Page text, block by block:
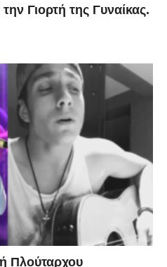
Γιορτή της Γυναίκας.
Πλούταρχου